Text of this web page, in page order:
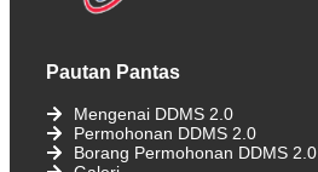
Pautan Pantas
Mengenai DDMS 2.0
Permohonan DDMS 2.0
Borang Permohonan DDMS 2.0